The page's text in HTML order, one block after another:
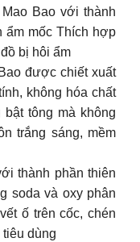
Bao với thành
ẩm mốc Thích hợp
bị hôi ẩm
được chiết xuất
không hóa chất
tông mà không
trắng sáng, mềm
thành phần thiên
soda và oxy phân
ố trên cốc, chén
dùng